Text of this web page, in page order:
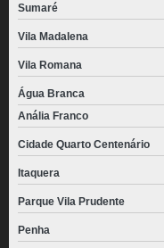
Sumaré
Vila Madalena
Vila Romana
Água Branca
Anália Franco
Cidade Quarto Centenário
Itaquera
Parque Vila Prudente
Penha